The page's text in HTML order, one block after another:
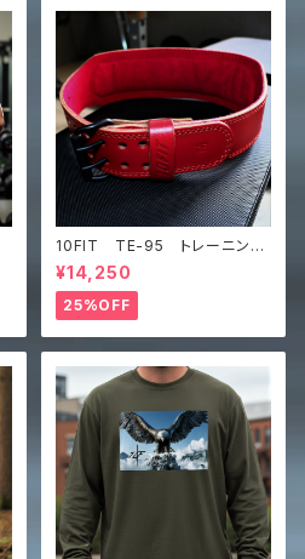
10FIT TE-95 トレーニング
ベルト リフティングベルト パ
ワーベルト レザー ワインレ
ッド lifting belt power b
elt
¥14,250
25%OFF